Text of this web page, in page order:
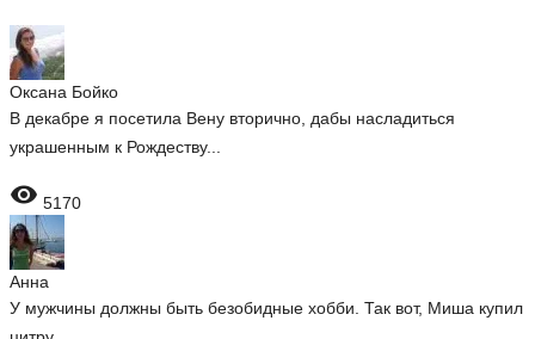
Оксана Бойко
В декабре я посетила Вену вторично, дабы насладиться
украшенным к Рождеству...
 5170
Анна
У мужчины должны быть безобидные хобби. Так вот, Миша купил